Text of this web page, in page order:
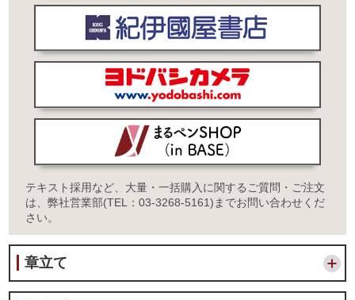
テキスト採用など、大量・一括購入に関するご質問・ご注文
は、弊社営業部(TEL：03-3268-5161)までお問い合わせくだ
さい。
章立て